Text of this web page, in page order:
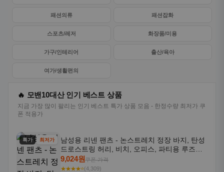
패션의류 패션잡화
스포츠/레저 화장품/미용
가구/인테리어 출산/육아
여가/생활편의
🔥 모밴10대산 인기 베스트 상품
지금 가장 많이 팔리는 인기 베스트 특가 상품 모음 - 한정수량 최저가 쿠
폰 적용가
특가 최저가
남성용 리넨 팬츠 - 논스트레치 정장 바지, 탄성
드로스트링 허리, 비치, 오피스, 파티용 루즈핏
트라우저 - 세탁기 사용 가능한 캐주얼 정장 의
상
9,024원쿠폰 가격
★★★★⭐(4,309)